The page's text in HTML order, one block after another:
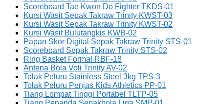
Scoreboard Tae Kwon Do Fighter TKDS-01
Kursi Wasit Sepak Takraw Trinity KWST-03
Kursi Wasit Sepak Takraw Trinity KWST-02
Kursi Wasit Bulutangkis KWB-02
Papan Skor Digital Sepak Takraw Trinity STS-01
Scoreboard Sepak Takraw Trinity STS-02
Ring Basket Formal RBF-18
Antena Bola Voli Trinity AV-02
Tolak Peluru Stainless Steel 3kg TPS-3
Tolak Peluru Penjas Kids Athletics PP-01
Tiang Lompat Tinggi Portabel TLTP-05